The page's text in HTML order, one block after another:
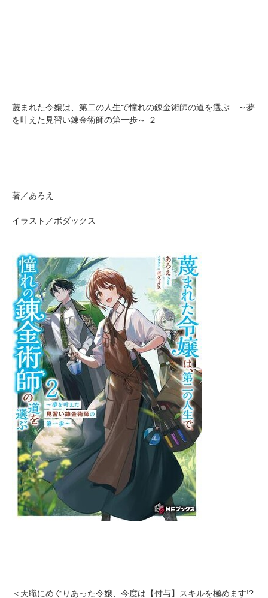
蔑まれた令嬢は、第二の人生で憧れの錬金術師の道を選ぶ ～夢
を叶えた見習い錬金術師の第一歩～ ２
著／あろえ
イラスト／ボダックス
＜天職にめぐりあった令嬢、今度は【付与】スキルを極めます!?